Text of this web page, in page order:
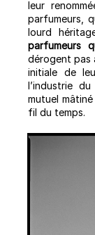
leur
parfumeurs,
lourd
parfumeurs
dérogent pas
initiale de
l’industrie
mutuel
fil du temps.